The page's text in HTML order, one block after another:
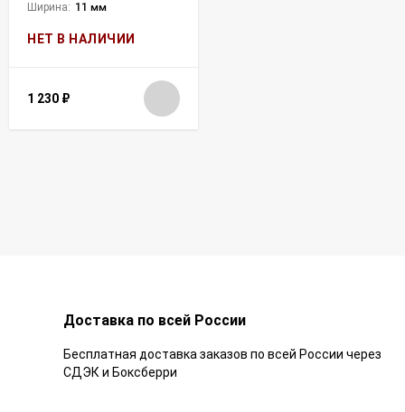
Ширина: 11 мм
НЕТ В НАЛИЧИИ
1 230 ₽
Доставка по всей России
Бесплатная доставка заказов по всей России через
СДЭК и Боксберри